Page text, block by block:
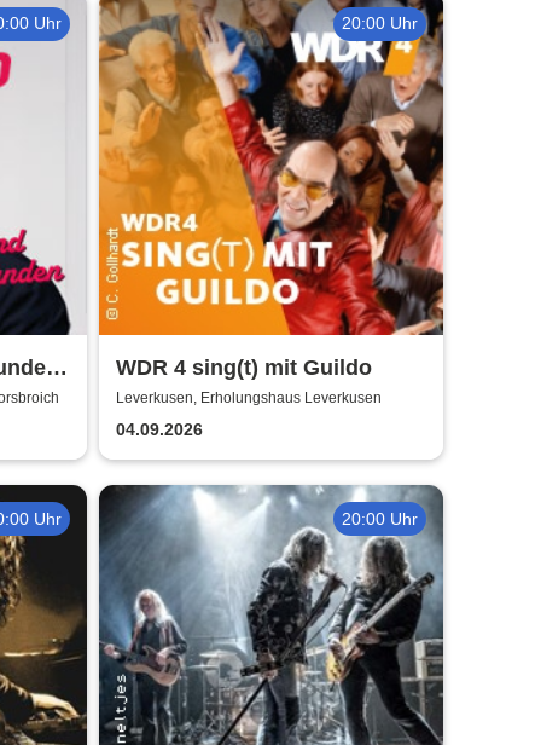
Uhr 20:00 Uhr
WDR 4 sing(t) mit Guildo
Leverkusen, Erholungshaus Leverkusen
04.09.2026
Uhr 20:00 Uhr